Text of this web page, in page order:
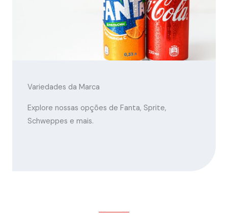
Variedades da Marca
Explore nossas opções de Fanta, Sprite,
Schweppes e mais.